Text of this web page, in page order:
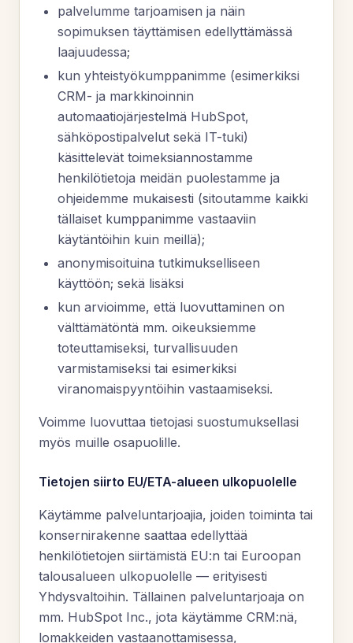
palvelumme tarjoamisen ja näin
sopimuksen täyttämisen edellyttämässä
laajuudessa;
kun yhteistyökumppanimme (esimerkiksi
CRM- ja markkinoinnin
automaatiojärjestelmä HubSpot,
sähköpostipalvelut sekä IT-tuki)
käsittelevät toimeksiannostamme
henkilötietoja meidän puolestamme ja
ohjeidemme mukaisesti (sitoutamme kaikki
tällaiset kumppanimme vastaaviin
käytäntöihin kuin meillä);
anonymisoituina tutkimukselliseen
käyttöön; sekä lisäksi
kun arvioimme, että luovuttaminen on
välttämätöntä mm. oikeuksiemme
toteuttamiseksi, turvallisuuden
varmistamiseksi tai esimerkiksi
viranomaispyyntöihin vastaamiseksi.
Voimme luovuttaa tietojasi suostumuksellasi
myös muille osapuolille.
Tietojen siirto EU/ETA-alueen ulkopuolelle
Käytämme palveluntarjoajia, joiden toiminta tai
konsernirakenne saattaa edellyttää
henkilötietojen siirtämistä EU:n tai Euroopan
talousalueen ulkopuolelle — erityisesti
Yhdysvaltoihin. Tällainen palveluntarjoaja on
mm. HubSpot Inc., jota käytämme CRM:nä,
lomakkeiden vastaanottamisessa,